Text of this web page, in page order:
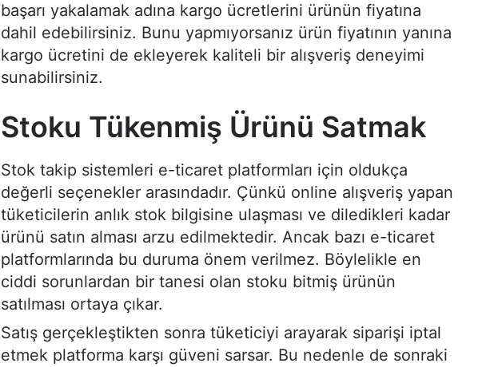
başarı yakalamak adına kargo ücretlerini ürünün fiyatına
dahil edebilirsiniz. Bunu yapmıyorsanız ürün fiyatının yanına
kargo ücretini de ekleyerek kaliteli bir alışveriş deneyimi
sunabilirsiniz.
Stoku Tükenmiş Ürünü Satmak
Stok takip sistemleri e-ticaret platformları için oldukça
değerli seçenekler arasındadır. Çünkü online alışveriş yapan
tüketicilerin anlık stok bilgisine ulaşması ve diledikleri kadar
ürünü satın alması arzu edilmektedir. Ancak bazı e-ticaret
platformlarında bu duruma önem verilmez. Böylelikle en
ciddi sorunlardan bir tanesi olan stoku bitmiş ürünün
satılması ortaya çıkar.
Satış gerçekleştikten sonra tüketiciyi arayarak siparişi iptal
etmek platforma karşı güveni sarsar. Bu nedenle de sonraki